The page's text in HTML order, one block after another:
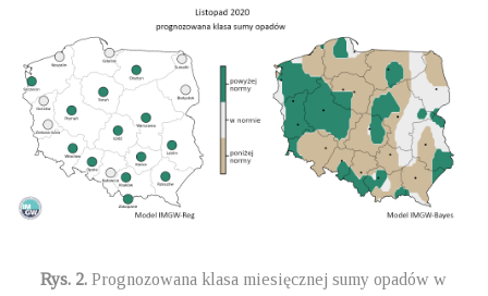
Rys. 2. Prognozowana klasa miesięcznej sumy opadów w